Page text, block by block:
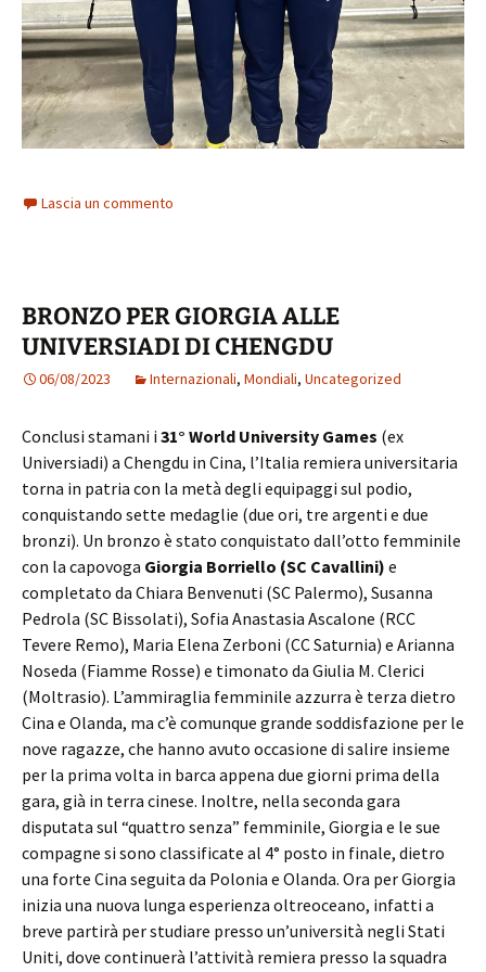
Lascia un commento
BRONZO PER GIORGIA ALLE
UNIVERSIADI DI CHENGDU
06/08/2023 Internazionali, Mondiali, Uncategorized
Conclusi stamani i 31° World University Games (ex
Universiadi) a Chengdu in Cina, l’Italia remiera universitaria
torna in patria con la metà degli equipaggi sul podio,
conquistando sette medaglie (due ori, tre argenti e due
bronzi). Un bronzo è stato conquistato dall’otto femminile
con la capovoga Giorgia Borriello (SC Cavallini) e
completato da Chiara Benvenuti (SC Palermo), Susanna
Pedrola (SC Bissolati), Sofia Anastasia Ascalone (RCC
Tevere Remo), Maria Elena Zerboni (CC Saturnia) e Arianna
Noseda (Fiamme Rosse) e timonato da Giulia M. Clerici
(Moltrasio). L’ammiraglia femminile azzurra è terza dietro
Cina e Olanda, ma c’è comunque grande soddisfazione per le
nove ragazze, che hanno avuto occasione di salire insieme
per la prima volta in barca appena due giorni prima della
gara, già in terra cinese. Inoltre, nella seconda gara
disputata sul “quattro senza” femminile, Giorgia e le sue
compagne si sono classificate al 4° posto in finale, dietro
una forte Cina seguita da Polonia e Olanda. Ora per Giorgia
inizia una nuova lunga esperienza oltreoceano, infatti a
breve partirà per studiare presso un’università negli Stati
Uniti, dove continuerà l’attività remiera presso la squadra